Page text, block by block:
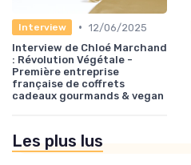
Interview • 12/06/2025
Interview de Chloé Marchand
: Révolution Végétale -
Première entreprise
française de coffrets
cadeaux gourmands & vegan
Les plus lus